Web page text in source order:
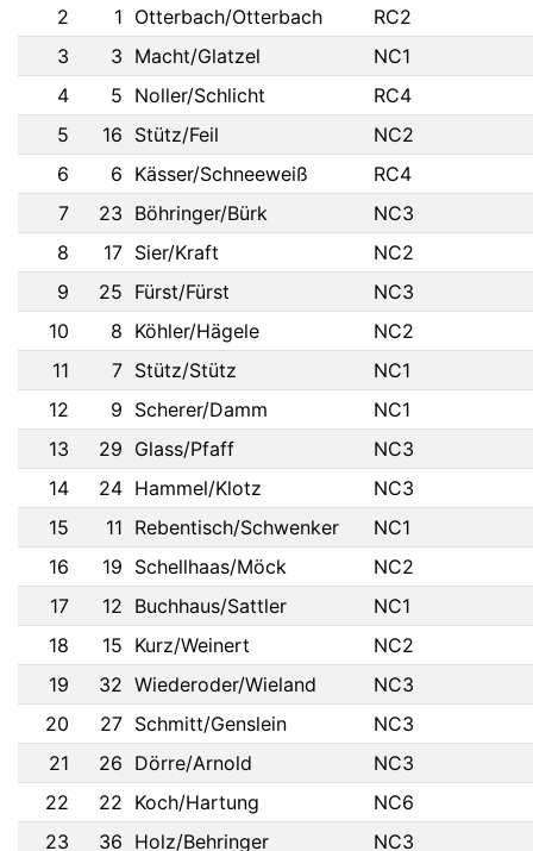
2
1 Otterbach/Otterbach
RC2
3
3 Macht/Glatzel
NC1
4
5 Noller/Schlicht
RC4
5
16 Stütz/Feil
NC2
6
6 Kässer/Schneeweiß
RC4
7
23 Böhringer/Bürk
NC3
8
17 Sier/Kraft
NC2
9
25 Fürst/Fürst
NC3
10
8 Köhler/Hägele
NC2
11
7 Stütz/Stütz
NC1
12
9 Scherer/Damm
NC1
13
29 Glass/Pfaff
NC3
14
24 Hammel/Klotz
NC3
15
11 Rebentisch/Schwenker
NC1
16
19 Schellhaas/Möck
NC2
17
12 Buchhaus/Sattler
NC1
18
15 Kurz/Weinert
NC2
19
32 Wiederoder/Wieland
NC3
20
27 Schmitt/Genslein
NC3
21
26 Dörre/Arnold
NC3
22
22 Koch/Hartung
NC6
23
36 Holz/Behringer
NC3